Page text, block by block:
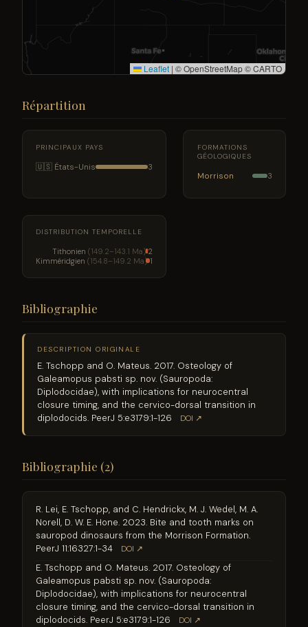
Leaflet | © OpenStreetMap © CARTO
Répartition
PRINCIPAUX PAYS
🇺🇸 États-Unis 3
FORMATIONS
GÉOLOGIQUES
Morrison 3
DISTRIBUTION TEMPORELLE
Tithonien (149.2–143.1 Ma) 2
Kimméridgien (154.8–149.2 Ma) 1
Bibliographie
DESCRIPTION ORIGINALE
E. Tschopp and O. Mateus. 2017. Osteology of
Galeamopus pabsti sp. nov. (Sauropoda:
Diplodocidae), with implications for neurocentral
closure timing, and the cervico-dorsal transition in
diplodocids. PeerJ 5:e3179:1-126
DOI ↗
Bibliographie (2)
R. Lei, E. Tschopp, and C. Hendrickx, M. J. Wedel, M. A.
Norell, D. W. E. Hone. 2023. Bite and tooth marks on
sauropod dinosaurs from the Morrison Formation.
PeerJ 11:16327:1-34
DOI ↗
E. Tschopp and O. Mateus. 2017. Osteology of
Galeamopus pabsti sp. nov. (Sauropoda:
Diplodocidae), with implications for neurocentral
closure timing, and the cervico-dorsal transition in
diplodocids. PeerJ 5:e3179:1-126
DOI ↗